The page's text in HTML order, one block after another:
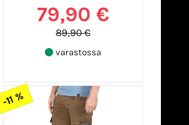
79,90 €
89,90 €
varastossa
-11 %